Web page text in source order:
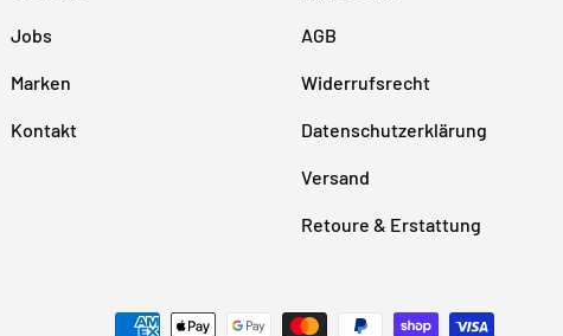
Jobs
Marken
Kontakt
AGB
Widerrufsrecht
Datenschutzerklärung
Versand
Retoure & Erstattung